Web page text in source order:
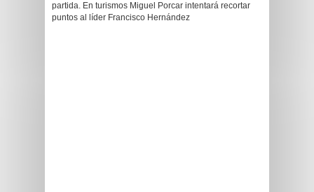
partida. En turismos Miguel Porcar intentará recortar
puntos al líder Francisco Hernández